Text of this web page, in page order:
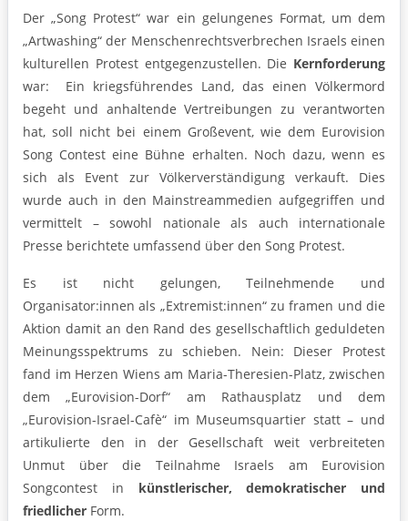
Der „Song Protest“ war ein gelungenes Format, um dem
„Artwashing“ der Menschenrechtsverbrechen Israels einen
kulturellen Protest entgegenzustellen. Die Kernforderung
war: Ein kriegsführendes Land, das einen Völkermord
begeht und anhaltende Vertreibungen zu verantworten
hat, soll nicht bei einem Großevent, wie dem Eurovision
Song Contest eine Bühne erhalten. Noch dazu, wenn es
sich als Event zur Völkerverständigung verkauft. Dies
wurde auch in den Mainstreammedien aufgegriffen und
vermittelt – sowohl nationale als auch internationale
Presse berichtete umfassend über den Song Protest.
Es ist nicht gelungen, Teilnehmende und
Organisator:innen als „Extremist:innen“ zu framen und die
Aktion damit an den Rand des gesellschaftlich geduldeten
Meinungsspektrums zu schieben. Nein: Dieser Protest
fand im Herzen Wiens am Maria-Theresien-Platz, zwischen
dem „Eurovision-Dorf“ am Rathausplatz und dem
„Eurovision-Israel-Cafè“ im Museumsquartier statt – und
artikulierte den in der Gesellschaft weit verbreiteten
Unmut über die Teilnahme Israels am Eurovision
Songcontest in künstlerischer, demokratischer und
friedlicher Form.